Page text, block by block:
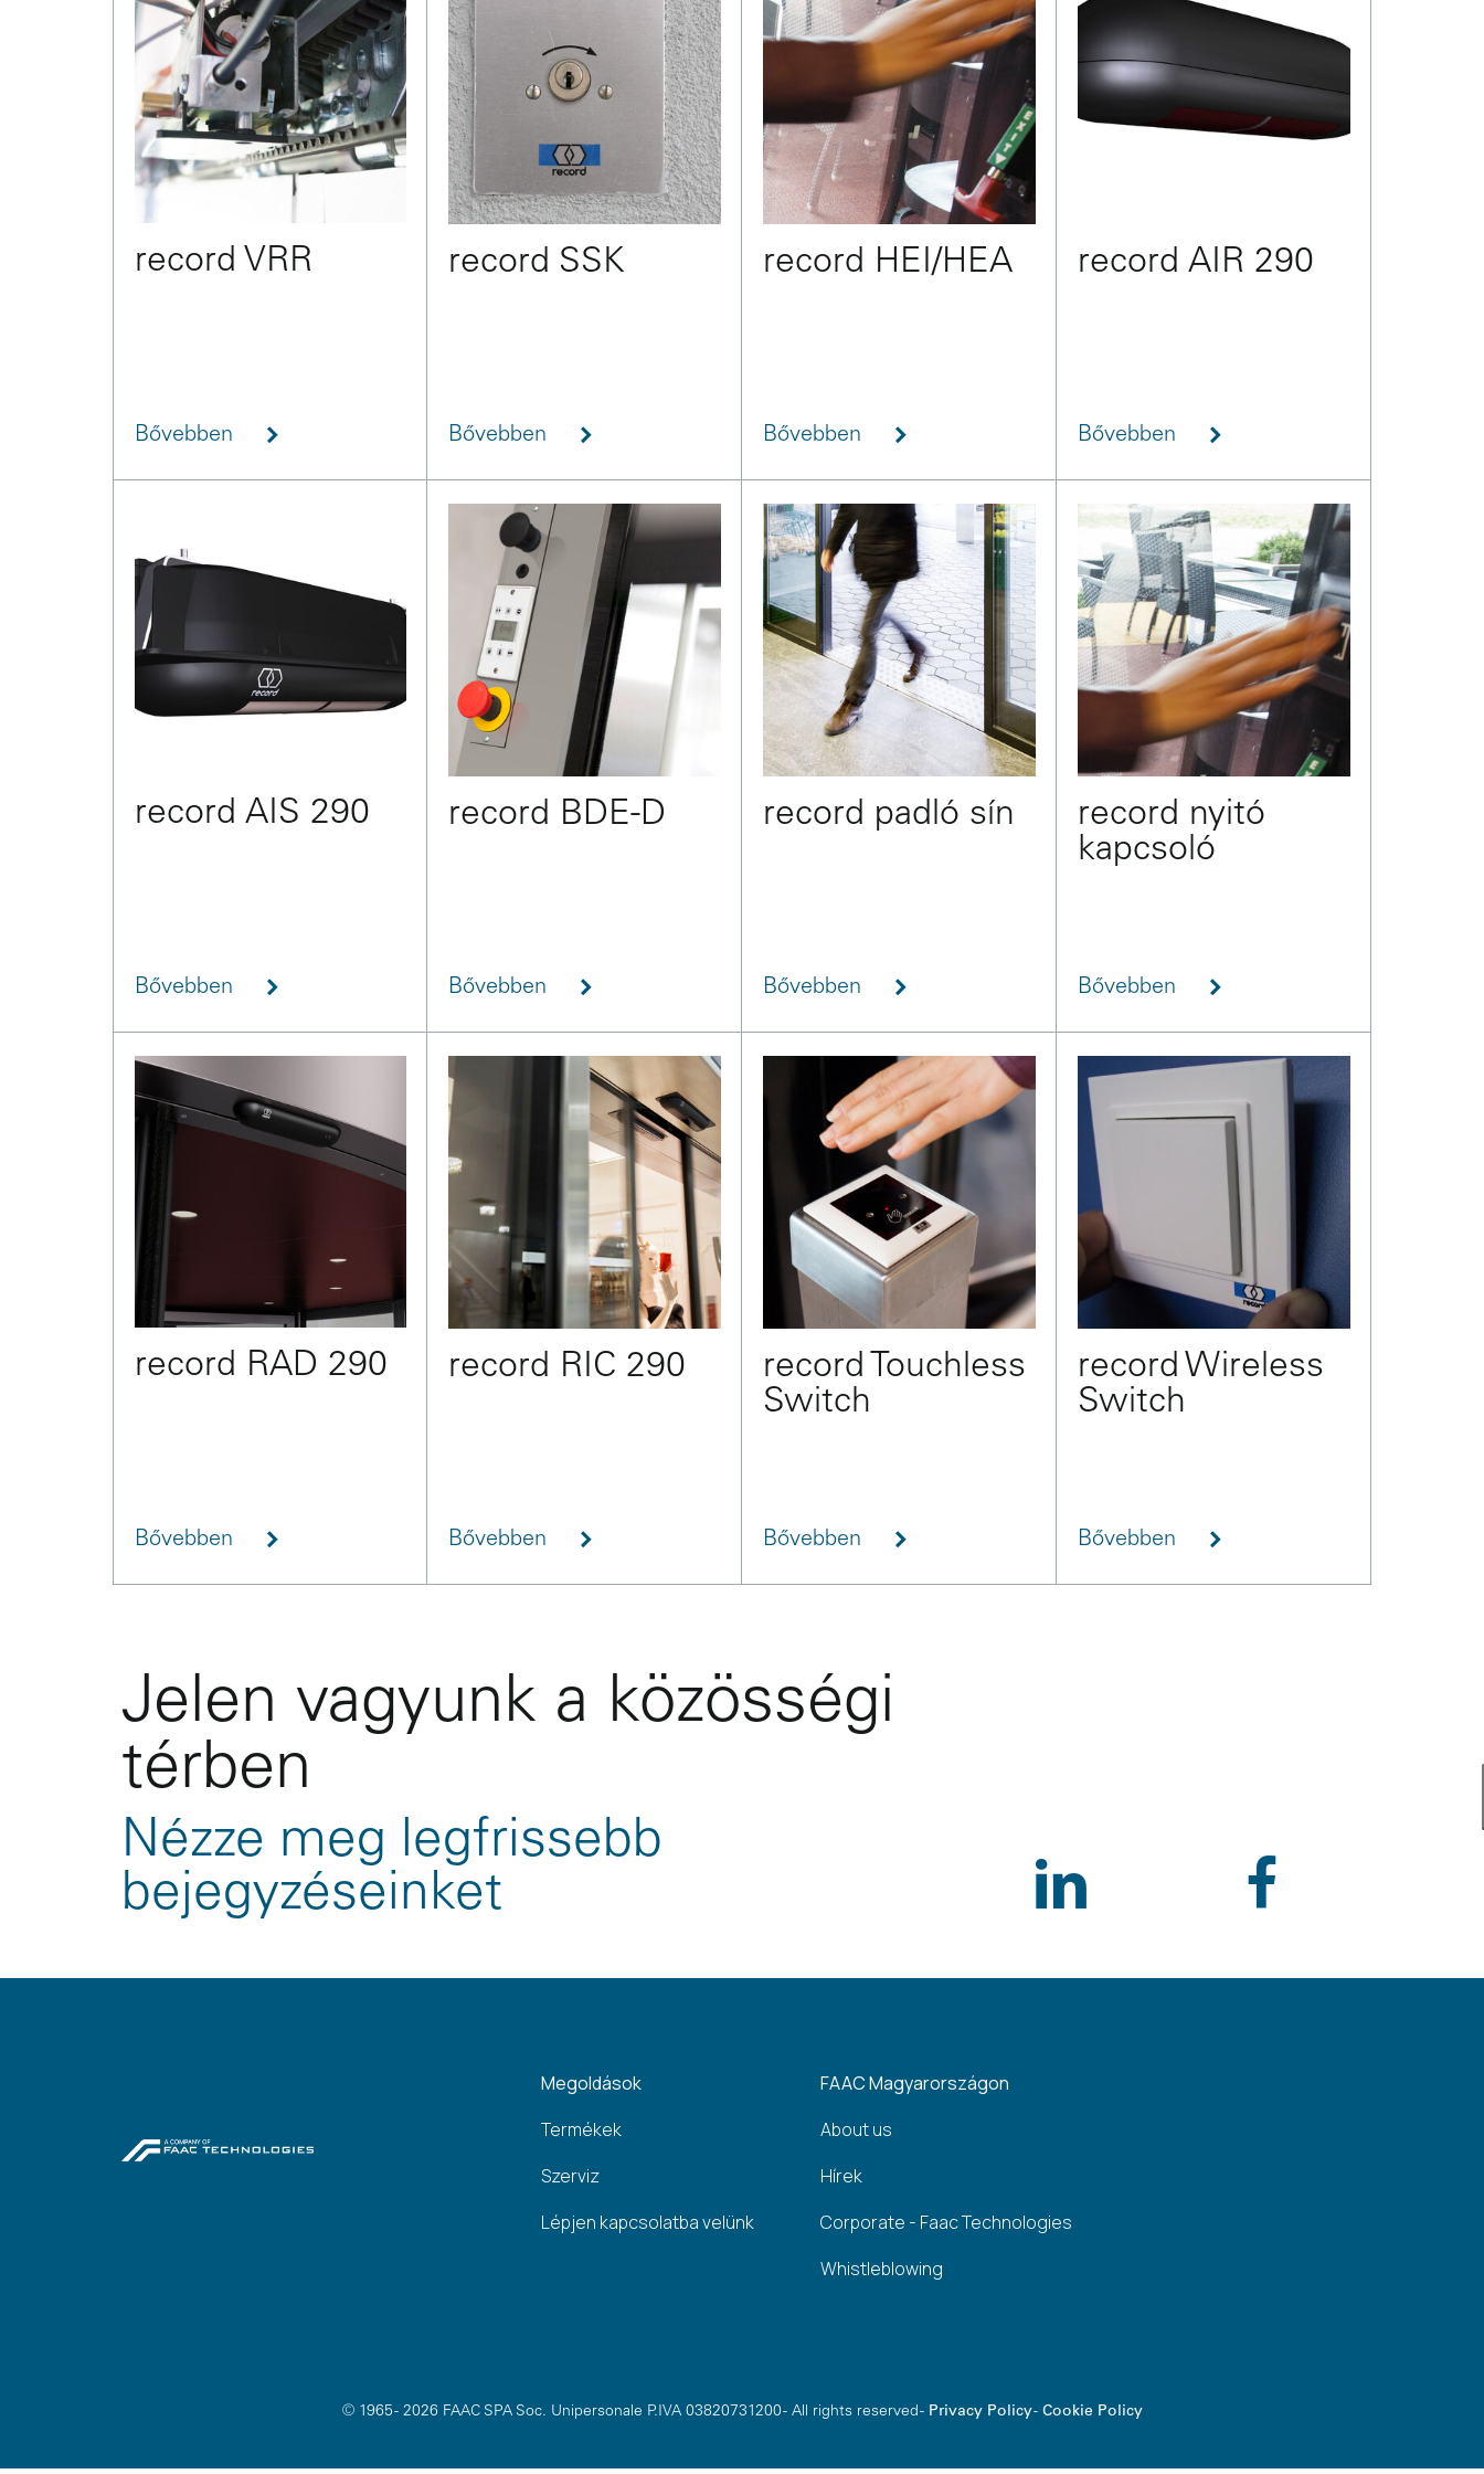
record VRR
Bővebben
record SSK
Bővebben
record HEI/HEA
Bővebben
record AIR 290
Bővebben
record AIS 290
Bővebben
record BDE-D
Bővebben
record padló sín
Bővebben
record nyitó
kapcsoló
Bővebben
record RAD 290
Bővebben
record RIC 290
Bővebben
record Touchless
Switch
Bővebben
record Wireless
Switch
Bővebben
Jelen vagyunk a közösségi
térben
Nézze meg legfrissebb
bejegyzéseinket
Megoldások
Termékek
Szerviz
Lépjen kapcsolatba velünk
FAAC Magyarországon
About us
Hírek
Corporate - Faac Technologies
Whistleblowing
© 1965 - 2026 FAAC SPA Soc. Unipersonale P.IVA 03820731200 - All rights reserved - Privacy Policy- Cookie Policy